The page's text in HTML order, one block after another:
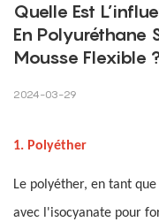
Quelle Est
En Polyuréthane
Mousse Flexible
2024-03-29
1. Polyéther
Le polyéther, en tant
avec l'isocyanate pour